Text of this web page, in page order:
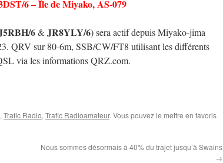
6 – Île de Miyako, AS-079
6&JR8YLY/6) sera actif depuis Miyako-jima
QRV sur 80-6m, SSB/CW/FT8 utilisant les différents
via les informations QRZ.com.
, Trafic Radio, Trafic Radioamateur. Vous pouvez le mettre en favoris
Nous sommes désormais à 40% du trajet jusqu’à Swains
→